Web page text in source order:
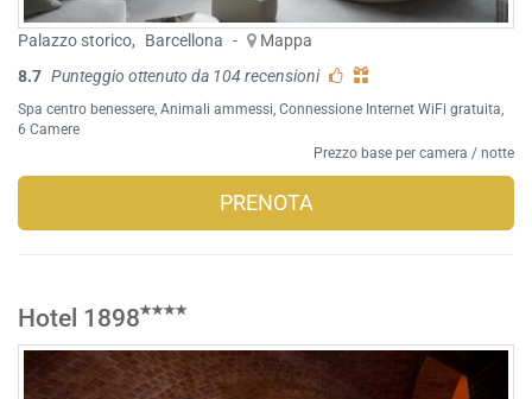
Palazzo storico, Barcellona -
Mappa
8.7 Punteggio ottenuto da 104 recensioni
Spa centro benessere, Animali ammessi, Connessione Internet WiFi gratuita,
6 Camere
Prezzo base per camera / notte
PRENOTA
Hotel 1898